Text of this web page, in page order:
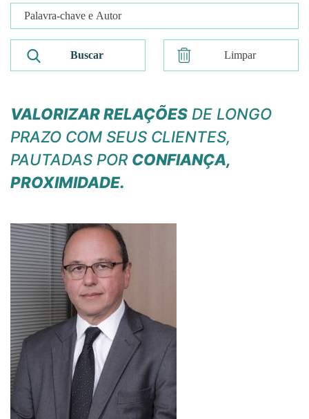
Limpar
VALORIZAR RELAÇÕES DE LONGO
PRAZO COM SEUS CLIENTES,
PAUTADAS POR CONFIANÇA,
PROXIMIDADE.